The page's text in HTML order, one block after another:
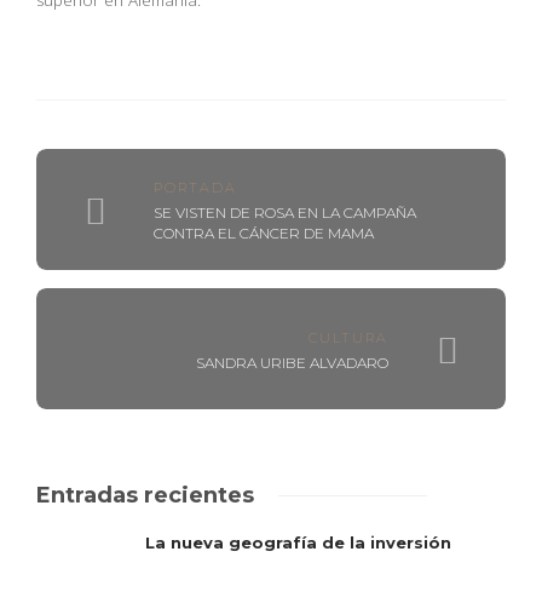
PORTADA
SE VISTEN DE ROSA EN LA CAMPAÑA
CONTRA EL CÁNCER DE MAMA
CULTURA
SANDRA URIBE ALVADARO
Entradas recientes
La nueva geografía de la inversión